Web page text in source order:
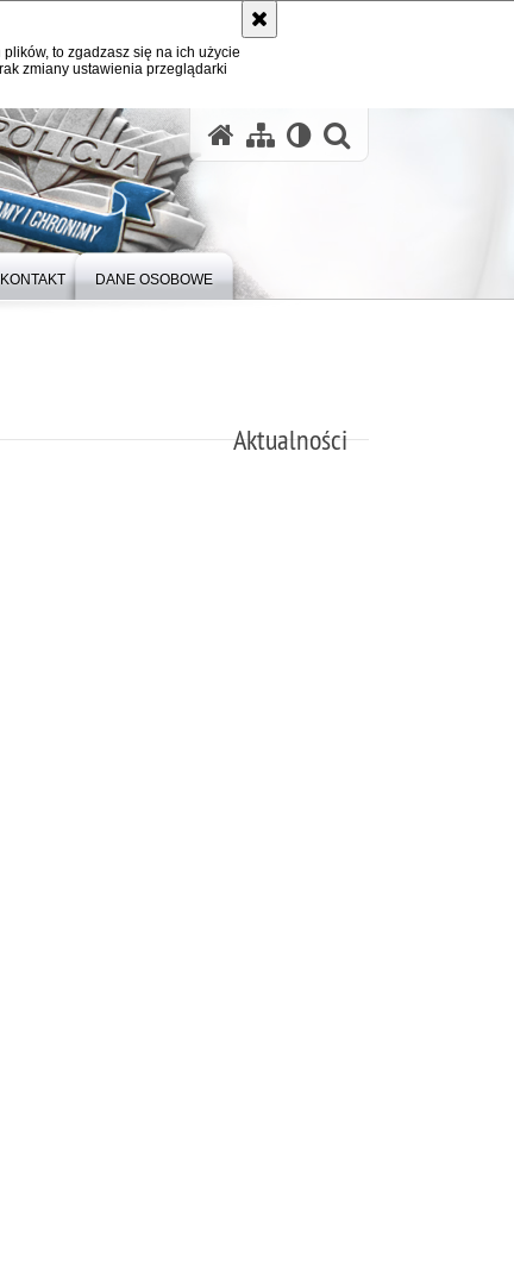
to zgadzasz się na ich użycie
zmiany ustawienia przeglądarki
KONTAKT DANE OSOBOWE
Aktualności